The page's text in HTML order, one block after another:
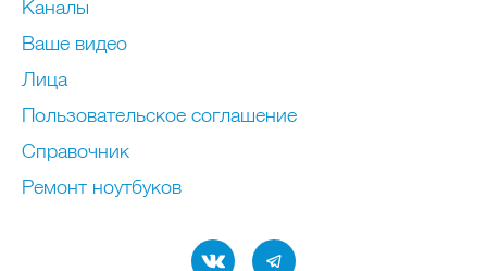
Каналы
Ваше видео
Лица
Пользовательское соглашение
Справочник
Ремонт нoутбуков